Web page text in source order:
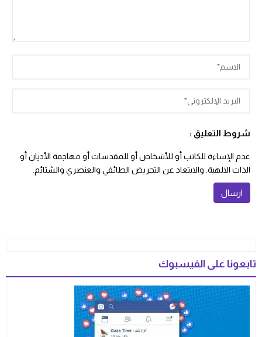
شروط التعليق :
عدم الإساءة للكاتب أو للأشخاص أو للمقدسات أو مهاجمة الأديان أو
الذات الالهية. والابتعاد عن التحريض الطائفي والعنصري والشتائم.
تابعونا على الفيسبوك